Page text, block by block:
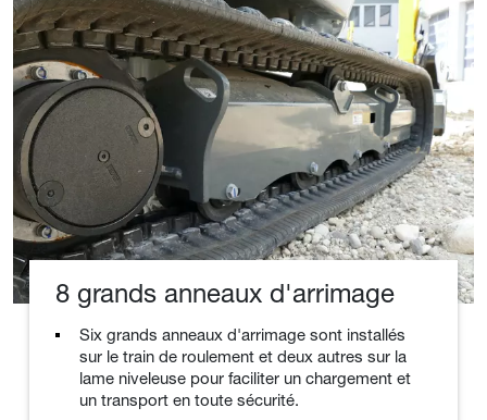
8 grands anneaux d'arrimage
Six grands anneaux d'arrimage sont installés
sur le train de roulement et deux autres sur la
lame niveleuse pour faciliter un chargement et
un transport en toute sécurité.